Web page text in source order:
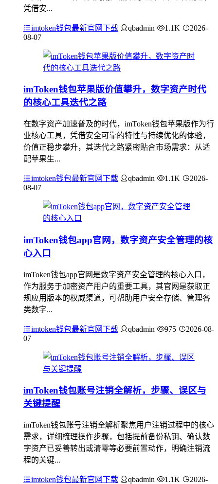
凭借安...
imtoken钱包最新官网下载 qbadmin 1.1K
2026-
08-07
imToken钱包苹果版价值攀升，数字资产时代
的核心工具迭代之路
在数字资产加速普及的时代，imToken钱包苹果版作为行
业核心工具，凭借安全可靠的特性与持续优化的体验，
价值正稳步攀升，其迭代之路紧密贴合市场需求：从适
配苹果生...
imtoken钱包最新官网下载 qbadmin 1.1K
2026-
08-07
imToken钱包app官网，数字资产安全管理的核
心入口
imToken钱包app官网是数字资产安全管理的核心入口，
作为服务于加密资产用户的重要工具，其官网是获取正
规应用版本的权威渠道，可帮助用户安全存储、管理各
类数字...
imtoken钱包最新官网下载 qbadmin 975
2026-08-
07
imToken钱包账号注销全解析，步骤、误区与
关键提醒
imToken钱包账号注销全解析聚焦用户注销过程中的核心
需求，详细梳理操作步骤，包括提前备份私钥、确认数
字资产已妥善转出或清零等必要前置动作，明确注销流
程的关键...
imtoken钱包最新官网下载 qbadmin 1.1K
2026-